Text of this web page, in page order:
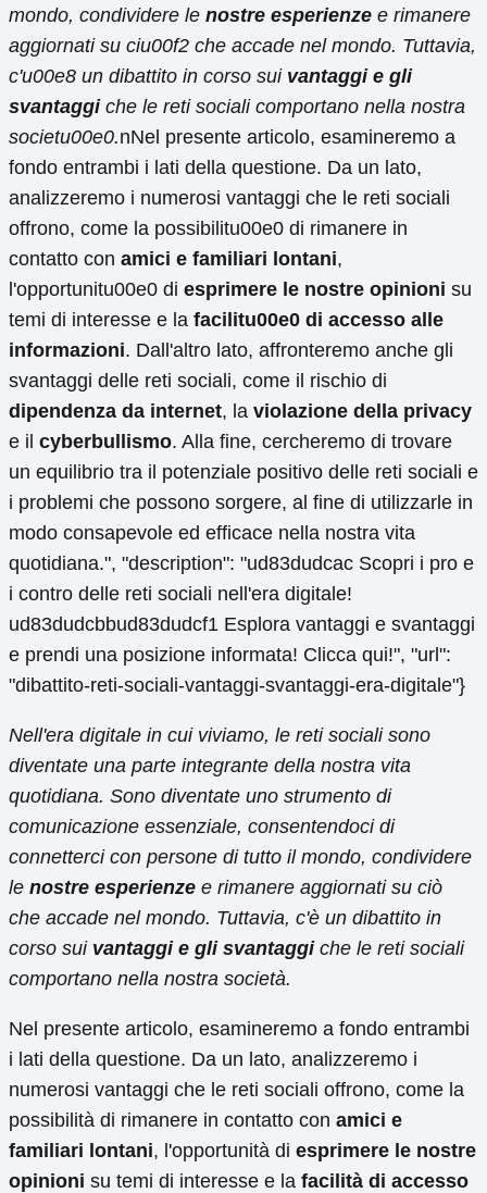
mondo, condividere le nostre esperienze e rimanere
aggiornati su ciu00f2 che accade nel mondo. Tuttavia,
c'u00e8 un dibattito in corso sui vantaggi e gli
svantaggiche le reti sociali comportano nella nostra
societu00e0.nNel presente articolo, esamineremo a
fondo entrambi i lati della questione. Da un lato,
analizzeremo i numerosi vantaggi che le reti sociali
offrono, come la possibilitu00e0 di rimanere in
contatto con amici e familiari lontani,
l'opportunitu00e0 di esprimere le nostre opinioni su
temi di interesse e la facilitu00e0 di accesso alle
informazioni. Dall'altro lato, affronteremo anche gli
svantaggi delle reti sociali, come il rischio di
dipendenza da internet, la violazione della privacy
e il cyberbullismo. Alla fine, cercheremo di trovare
un equilibrio tra il potenziale positivo delle reti sociali e
i problemi che possono sorgere, al fine di utilizzarle in
modo consapevole ed efficace nella nostra vita
quotidiana.", "description": "ud83dudcac Scopri i pro e
i contro delle reti sociali nell'era digitale!
ud83dudcbbud83dudcf1 Esplora vantaggi e svantaggi
e prendi una posizione informata! Clicca qui!", "url":
"dibattito-reti-sociali-vantaggi-svantaggi-era-digitale"}
Nell'era digitale in cui viviamo, le reti sociali sono
diventate una parte integrante della nostra vita
quotidiana. Sono diventate uno strumento di
comunicazione essenziale, consentendoci di
connetterci con persone di tutto il mondo, condividere
le nostre esperienze e rimanere aggiornati su ciò
che accade nel mondo. Tuttavia, c'è un dibattito in
corso sui vantaggi e gli svantaggiche le reti sociali
comportano nella nostra società.
Nel presente articolo, esamineremo a fondo entrambi
i lati della questione. Da un lato, analizzeremo i
numerosi vantaggi che le reti sociali offrono, come la
possibilità di rimanere in contatto con amici e
familiari lontani, l'opportunità di esprimere le nostre
opinioni su temi di interesse e la facilità di accesso